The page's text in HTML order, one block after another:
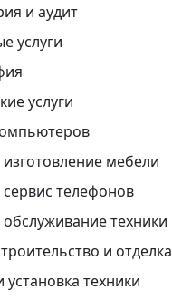
и аудит
услуги
услуги
мебели
телефонов
техники
и отделка
техники